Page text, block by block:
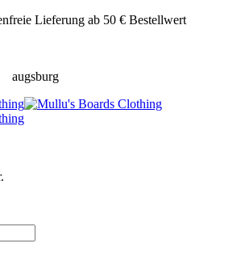
Lieferung ab 50 € Bestellwert
augsburg